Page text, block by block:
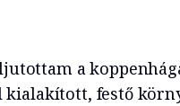
a
kialakított, festő